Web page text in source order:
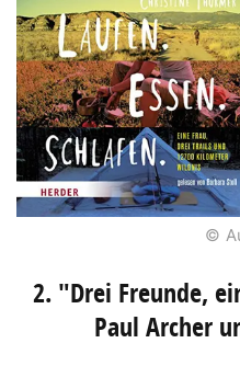
©
2. "Drei Freunde,
Paul Archer